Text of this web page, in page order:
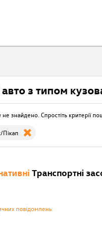
з типом
не знайдено. Спростіть критерії
Транспортні
повідомлень